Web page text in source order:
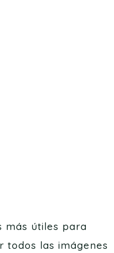
más útiles para
todos las imágenes